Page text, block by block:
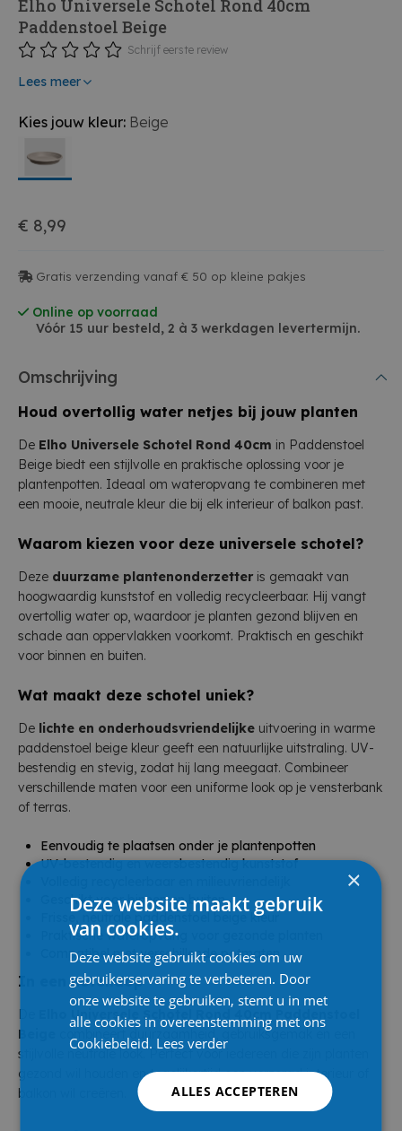
Elho Universele Schotel Rond 40cm
Paddenstoel Beige
Schrijf eerste review
Lees meer
Kies jouw kleur: Beige
€ 8,99
Gratis verzending vanaf € 50 op kleine pakjes
Online op voorraad
Vóór 15 uur besteld, 2 à 3 werkdagen levertermijn.
Omschrijving
Houd overtollig water netjes bij jouw planten
De Elho Universele Schotel Rond 40cm in Paddenstoel
Beige biedt een stijlvolle en praktische oplossing voor je
plantenpotten. Ideaal om wateropvang te combineren met
een mooie, neutrale kleur die bij elk interieur of balkon past.
Waarom kiezen voor deze universele schotel?
Deze duurzame plantenonderzetter is gemaakt van
hoogwaardig kunststof en volledig recycleerbaar. Hij vangt
overtollig water op, waardoor je planten gezond blijven en
schade aan oppervlakken voorkomt. Praktisch en geschikt
voor binnen en buiten.
Wat maakt deze schotel uniek?
De lichte en onderhoudsvriendelijke uitvoering in warme
paddenstoel beige kleur geeft een natuurlijke uitstraling. UV-
bestendig en stevig, zodat hij lang meegaat. Combineer
verschillende maten voor een uniforme look op je vensterbank
of terras.
Eenvoudig te plaatsen onder je plantenpotten
UV-bestendig en weersbestendig kunststof
Geschikt voor binnen en buiten
Frisse, neutrale paddenstoel beige kleur
Praktische wateropvang voor gezonde planten
Compatibel met verschillende potmaten
In een notendop
Elho Universele Schotel Rond 40cm Paddenstoel
Beige
combineert duurzaamheid, gebruiksgemak en een
stijlvolle neutrale look. Perfect voor iedereen die zijn planten
gezond wil houden en tegelijkertijd een verzorgd interieur of
balkon wil creëren.
×
Deze website maakt gebruik
van cookies.
Deze website gebruikt cookies om uw
gebruikerservaring te verbeteren. Door
onze website te gebruiken, stemt u in met
alle cookies in overeenstemming met ons
Cookiebeleid. Lees verder
ALLES ACCEPTEREN